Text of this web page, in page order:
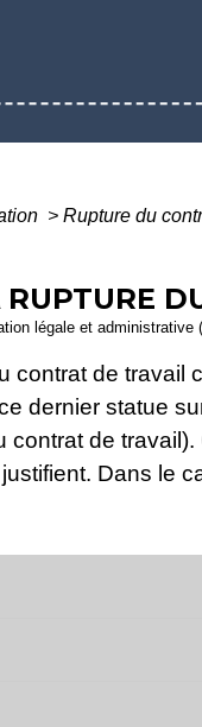
> Rupture du
légale et administrative
contrat de
dernier statue
contrat de
Dans le